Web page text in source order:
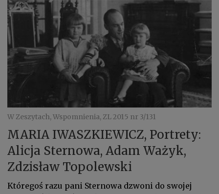
W Zeszytach, Wspomnienia, ZL 2015 nr 3/131
MARIA IWASZKIEWICZ, Portrety:
Alicja Sternowa, Adam Ważyk,
Zdzisław Topolewski
Któregoś razu pani Sternowa dzwoni do swojej